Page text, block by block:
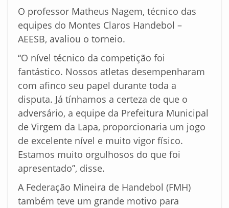
O professor Matheus Nagem, técnico das
equipes do Montes Claros Handebol –
AEESB, avaliou o torneio.
“O nível técnico da competição foi
fantástico. Nossos atletas desempenharam
com afinco seu papel durante toda a
disputa. Já tínhamos a certeza de que o
adversário, a equipe da Prefeitura Municipal
de Virgem da Lapa, proporcionaria um jogo
de excelente nível e muito vigor físico.
Estamos muito orgulhosos do que foi
apresentado”, disse.
A Federação Mineira de Handebol (FMH)
também teve um grande motivo para